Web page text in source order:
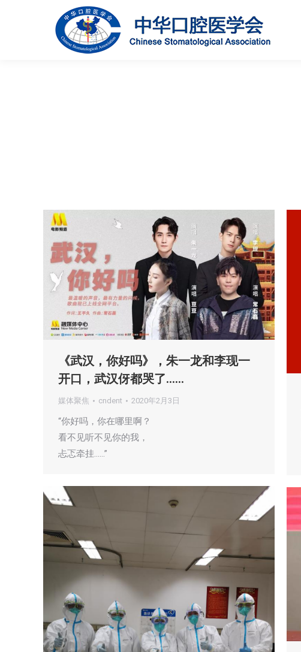
《武汉，你好吗》，朱一龙和李现一
开口，武汉伢都哭了……
媒体聚焦 cndent 2020年2月3日
“你好吗，你在哪里啊？
看不见听不见你的我，
忐忑牵挂……”